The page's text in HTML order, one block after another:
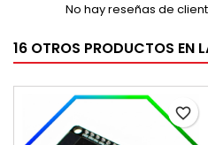
No hay reseñas de
16 OTROS PRODUCTOS EN
favorite_border